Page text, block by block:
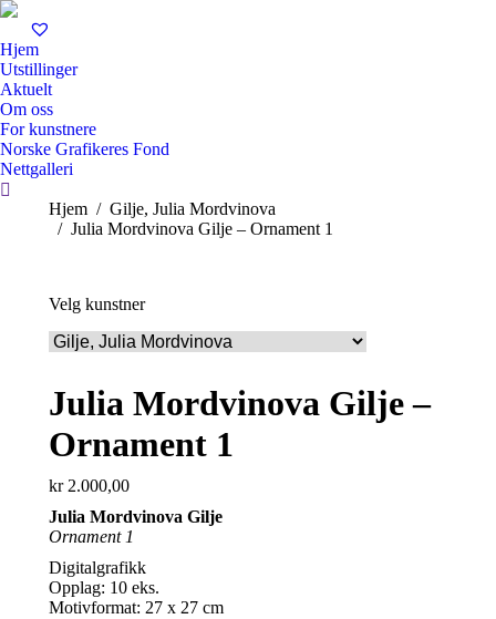
Hjem
Utstillinger
Aktuelt
Om oss
For kunstnere
Norske Grafikeres Fond
Nettgalleri
Search:
You are here:
Hjem
Gilje, Julia Mordvinova
Julia Mordvinova Gilje – Ornament 1
Velg kunstner
Julia Mordvinova Gilje –
Ornament 1
kr2.000,00
Julia Mordvinova Gilje
Ornament 1
Digitalgrafikk
Opplag: 10 eks.
Motivformat: 27 x 27 cm